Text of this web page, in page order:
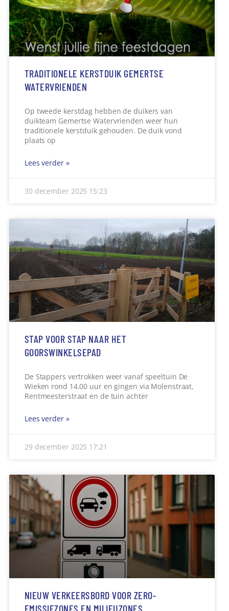
TRADITIONELE KERSTDUIK GEMERTSE
WATERVRIENDEN
Op tweede kerstdag hebben de duikers van
duikteam Gemertse Watervrienden weer hun
traditionele kerstduik gehouden. De duik vond
plaats op
Lees verder »
30 december 2025 15:23
STAP VOOR STAP NAAR HET
GOORSWINKELSEPAD
De Stappers vertrokken weer vanaf speeltuin De
Wieken rond 14.00 uur en gingen via Molenstraat,
Rentmeesterstraat en de tuin achter
Lees verder »
29 december 2025 17:21
NIEUW VERKEERSBORD VOOR ZERO-
EMISSIEZONES EN MILIEUZONES